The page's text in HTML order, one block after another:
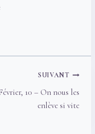
SUIVANT
10 – On nous les
enlève si vite